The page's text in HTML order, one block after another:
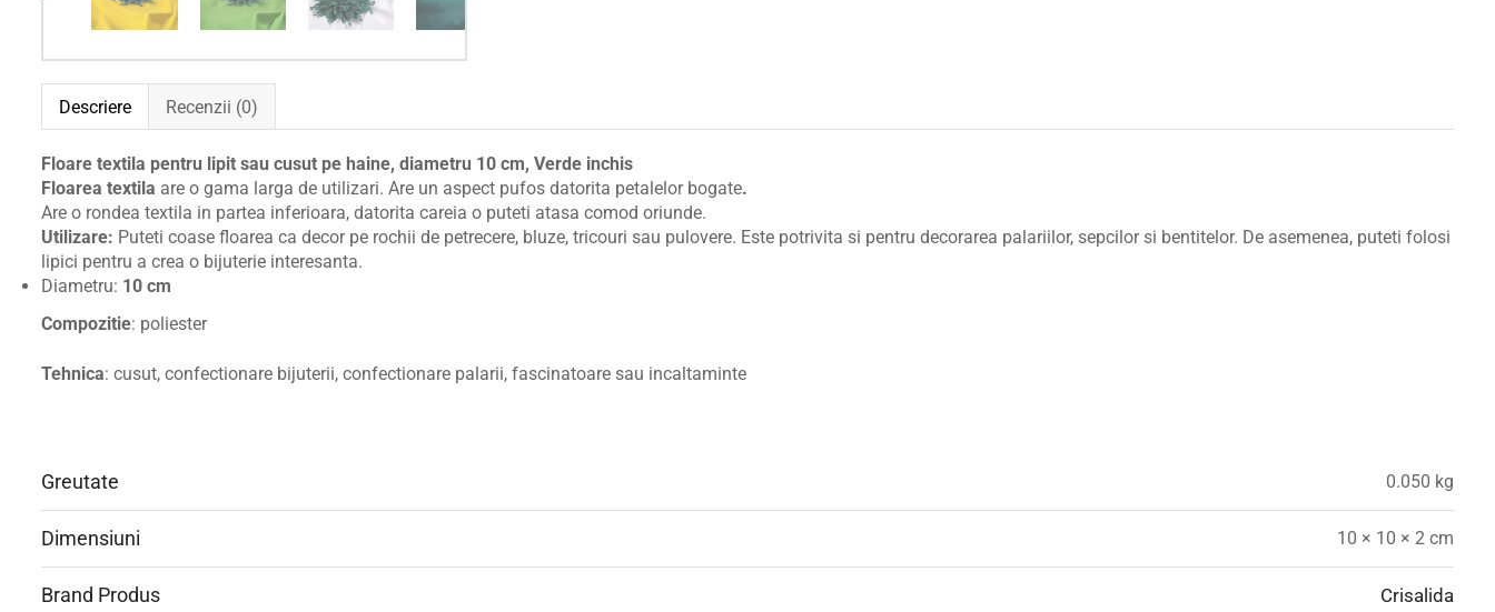
Descriere Recenzii (0)
Floare textila pentru lipit sau cusut pe haine, diametru 10 cm, Verde inchis
Floarea textila are o gama larga de utilizari. Are un aspect pufos datorita petalelor bogate.
Are o rondea textila in partea inferioara, datorita careia o puteti atasa comod oriunde.
Utilizare: Puteti coase floarea ca decor pe rochii de petrecere, bluze, tricouri sau pulovere. Este potrivita si pentru decorarea palariilor, sepcilor si bentitelor. De asemenea, puteti folosi
lipici pentru a crea o bijuterie interesanta.
Diametru: 10 cm
Compozitie: poliester
Tehnica: cusut, confectionare bijuterii, confectionare palarii, fascinatoare sau incaltaminte
Greutate 0.050 kg
Dimensiuni 10 × 10 × 2 cm
Brand Produs Crisalida